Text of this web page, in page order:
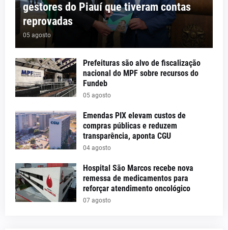
gestores do Piauí que tiveram contas
reprovadas
05 agosto
Prefeituras são alvo de fiscalização
nacional do MPF sobre recursos do
Fundeb
05 agosto
Emendas PIX elevam custos de
compras públicas e reduzem
transparência, aponta CGU
04 agosto
Hospital São Marcos recebe nova
remessa de medicamentos para
reforçar atendimento oncológico
07 agosto